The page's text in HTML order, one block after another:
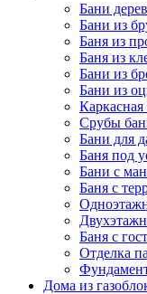
Бани
Бани из
Баня из
Баня из
Бани из
Бани из
Каркасная
Срубы
Бани для
Баня под
Бани с
Баня с
Баня с
Отделка
Дома из